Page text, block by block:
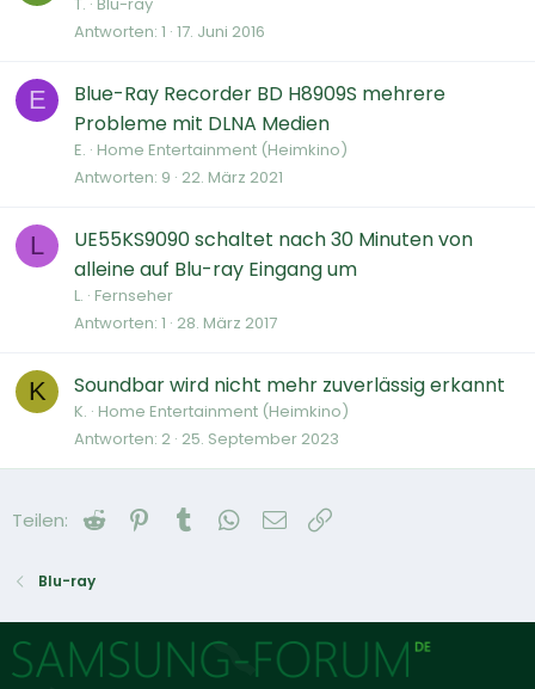
Antworten 1 17. Juni 2016
E
Blue-Ray Recorder BD H8909S mehrere
Probleme mit DLNA Medien
E. Home Entertainment (Heimkino)
Antworten 9 22. März 2021
L
UE55KS9090 schaltet nach 30 Minuten von
alleine auf Blu-ray Eingang um
L. Fernseher
Antworten 1 28. März 2017
K Soundbar wird nicht mehr zuverlässig erkannt
K. Home Entertainment (Heimkino)
Antworten 2 25. September 2023
Teilen: Reddit Pinterest
Tumblr WhatsApp
E-Mail
Blu-ray